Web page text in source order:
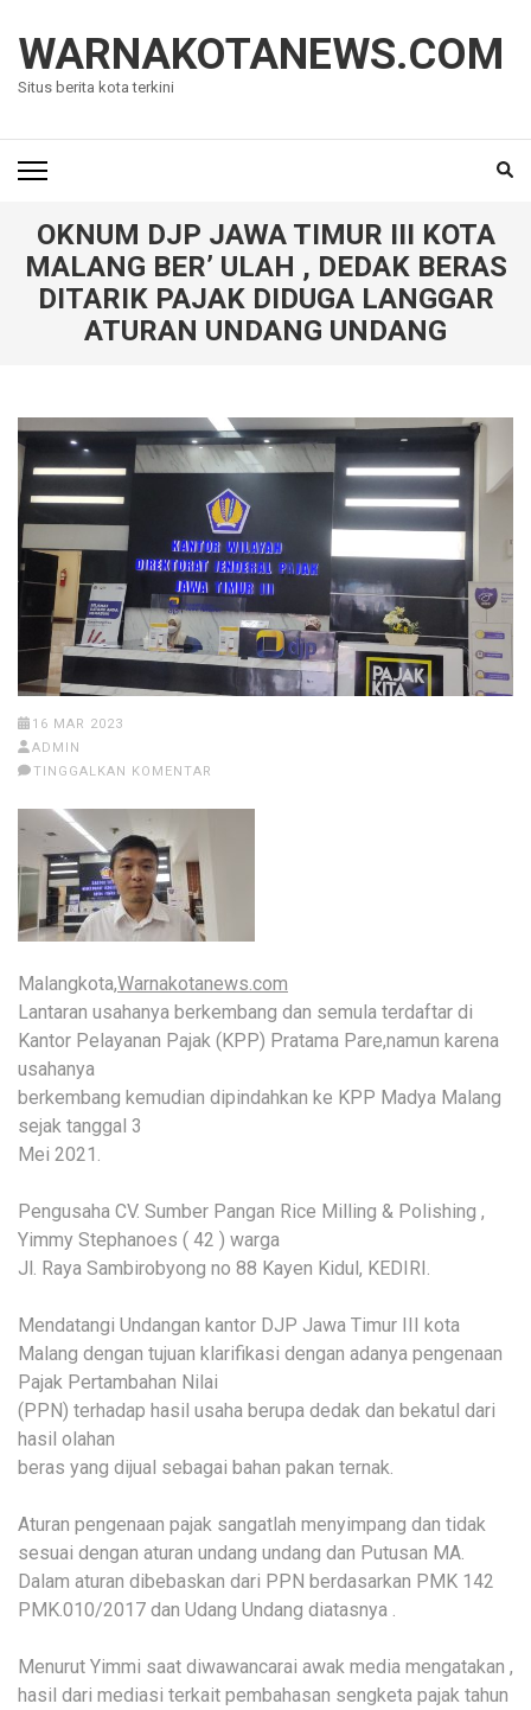
konten
(Tekan
WARNAKOTANEWS.COM
Situs berita kota terkini
OKNUM DJP JAWA TIMUR III KOTA
MALANG BER’ ULAH , DEDAK BERAS
DITARIK PAJAK DIDUGA LANGGAR
ATURAN UNDANG UNDANG
16 MAR 2023
ADMIN
TINGGALKAN KOMENTAR
Malangkota,Warnakotanews.com
Lantaran usahanya berkembang dan semula terdaftar di
Kantor Pelayanan Pajak (KPP) Pratama Pare,namun karena
usahanya
berkembang kemudian dipindahkan ke KPP Madya Malang
sejak tanggal 3
Mei 2021.
Pengusaha CV. Sumber Pangan Rice Milling & Polishing ,
Yimmy Stephanoes ( 42 ) warga
Jl. Raya Sambirobyong no 88 Kayen Kidul, KEDIRI.
Mendatangi Undangan kantor DJP Jawa Timur III kota
Malang dengan tujuan klarifikasi dengan adanya pengenaan
Pajak Pertambahan Nilai
(PPN) terhadap hasil usaha berupa dedak dan bekatul dari
hasil olahan
beras yang dijual sebagai bahan pakan ternak.
Aturan pengenaan pajak sangatlah menyimpang dan tidak
sesuai dengan aturan undang undang dan Putusan MA.
Dalam aturan dibebaskan dari PPN berdasarkan PMK 142
PMK.010/2017 dan Udang Undang diatasnya .
Menurut Yimmi saat diwawancarai awak media mengatakan ,
hasil dari mediasi terkait pembahasan sengketa pajak tahun